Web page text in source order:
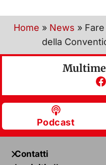
Home » News »
della
Podcast
Contatti